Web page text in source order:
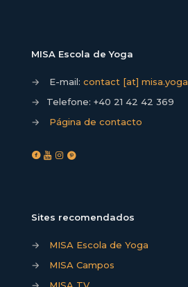
MISA Escola de Yoga
→ E-mail: contact [at] misa.yoga
→
Telefone: +40 21 42 42 369
→
Página de contacto
Sites recomendados
→
MISA Escola de Yoga
→
MISA Campos